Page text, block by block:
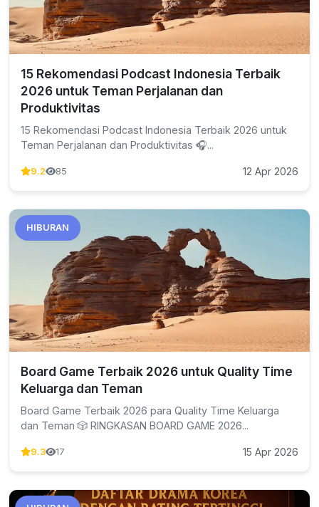
15 Rekomendasi Podcast Indonesia Terbaik
2026 untuk Teman Perjalanan dan
Produktivitas
15 Rekomendasi Podcast Indonesia Terbaik 2026 untuk
Teman Perjalanan dan Produktivitas 🎧...
9.2 85 12 Apr 2026
HIBURAN
Board Game Terbaik 2026 untuk Quality Time
Keluarga dan Teman
Board Game Terbaik 2026 para Quality Time Keluarga
dan Teman 🎲 RINGKASAN BOARD GAME 2026...
9.3 17 15 Apr 2026